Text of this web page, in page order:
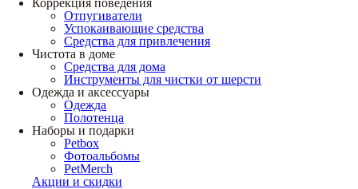
Коррекция поведения
Отпугиватели
Успокаивающие средства
Средства для привлечения
Чистота в доме
Средства для дома
Инструменты для чистки от шерсти
Одежда и аксессуары
Одежда
Полотенца
Наборы и подарки
Petbox
Фотоальбомы
PetMerch
Акции и скидки